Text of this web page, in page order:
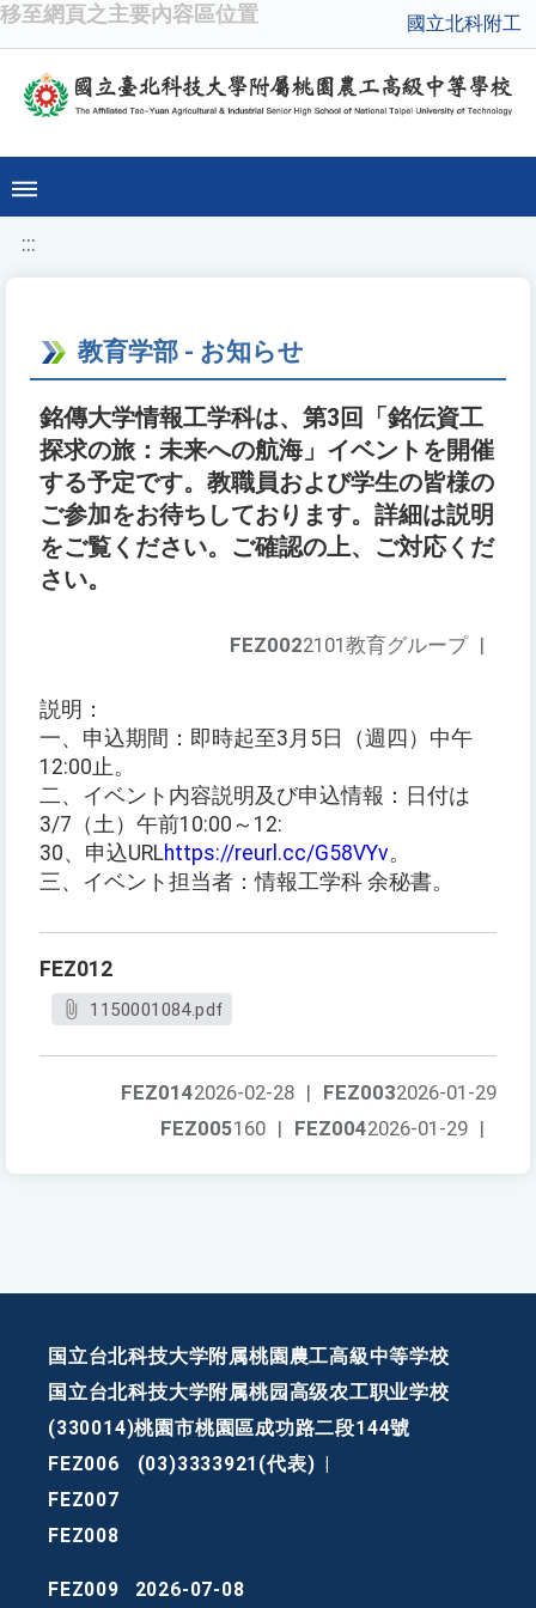
移至網頁之主要內容區位置 國立北科附工
:::
教育学部 - お知らせ
銘傳大学情報工学科は、第3回「銘伝資工
探求の旅：未来への航海」イベントを開催
する予定です。教職員および学生の皆様の
ご参加をお待ちしております。詳細は説明
をご覧ください。ご確認の上、ご対応くだ
さい。
FEZ0022101教育グループ |
説明：
一、申込期間：即時起至3月5日（週四）中午
12:00止。
二、イベント内容説明及び申込情報：日付は
3/7（土）午前10:00～12:
30、申込URLhttps://reurl.cc/G58VYv。
三、イベント担当者：情報工学科 余秘書。
FEZ012
1150001084.pdf
FEZ0032026-01-29
FEZ0142026-02-28 |
FEZ0042026-01-29 |
FEZ005160 |
国立台北科技大学附属桃園農工高級中等学校
国立台北科技大学附属桃园高级农工职业学校
(330014)桃園市桃園區成功路二段144號
FEZ006
(03)3333921(代表)
FEZ007
FEZ008
FEZ009 2026-07-08